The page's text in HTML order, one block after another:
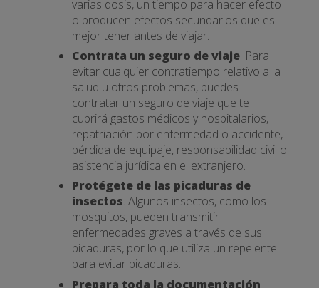
varias dosis, un tiempo para hacer efecto
o producen efectos secundarios que es
mejor tener antes de viajar.
Contrata un seguro de viaje. Para
evitar cualquier contratiempo relativo a la
salud u otros problemas, puedes
contratar un seguro de viaje que te
cubrirá gastos médicos y hospitalarios,
repatriación por enfermedad o accidente,
pérdida de equipaje, responsabilidad civil o
asistencia jurídica en el extranjero.
Protégete de las picaduras de
insectos. Algunos insectos, como los
mosquitos, pueden transmitir
enfermedades graves a través de sus
picaduras, por lo que utiliza un repelente
para evitar picaduras.
Prepara toda la documentación